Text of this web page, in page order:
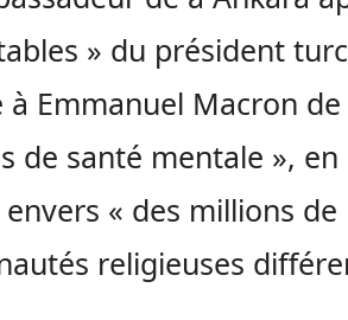
» du président
à Emmanuel Macron
de santé mentale »,
« des millions
religieuses